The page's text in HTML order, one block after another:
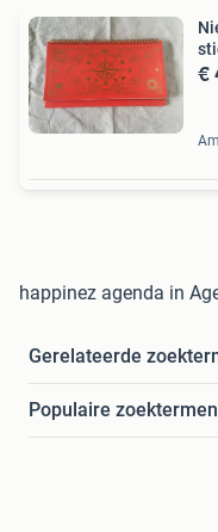
€
happinez agenda in
Gerelateerde
Populaire zoektermen